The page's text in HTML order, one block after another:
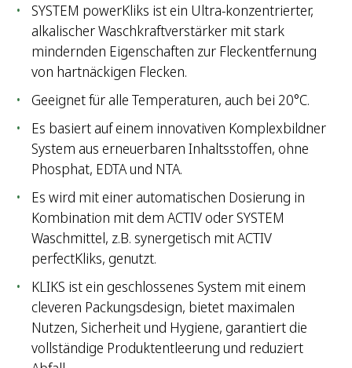
SYSTEM powerKliks ist ein Ultra-konzentrierter,
alkalischer Waschkraftverstärker mit stark
mindernden Eigenschaften zur Fleckentfernung
von hartnäckigen Flecken.
Geeignet für alle Temperaturen, auch bei 20°C.
Es basiert auf einem innovativen Komplexbildner
System aus erneuerbaren Inhaltsstoffen, ohne
Phosphat, EDTA und NTA.
Es wird mit einer automatischen Dosierung in
Kombination mit dem ACTIV oder SYSTEM
Waschmittel, z.B. synergetisch mit ACTIV
perfectKliks, genutzt.
KLIKS ist ein geschlossenes System mit einem
cleveren Packungsdesign, bietet maximalen
Nutzen, Sicherheit und Hygiene, garantiert die
vollständige Produktentleerung und reduziert